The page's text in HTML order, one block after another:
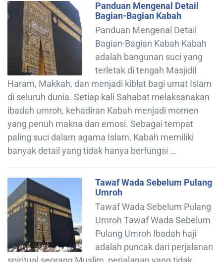
Panduan Mengenal Detail
Bagian-Bagian Kabah
Panduan Mengenal Detail
Bagian-Bagian Kabah Kabah
adalah bangunan suci yang
terletak di tengah Masjidil
Haram, Makkah, dan menjadi kiblat bagi umat Islam
di seluruh dunia. Setiap kali Sahabat melaksanakan
ibadah umroh, kehadiran Kabah menjadi momen
yang penuh makna dan emosi. Sebagai tempat
paling suci dalam agama Islam, Kabah memiliki
banyak detail yang tidak hanya berfungsi …
Tawaf Wada Sebelum Pulang
Umroh
Tawaf Wada Sebelum Pulang
Umroh Tawaf Wada Sebelum
Pulang Umroh Ibadah haji
adalah puncak dari perjalanan